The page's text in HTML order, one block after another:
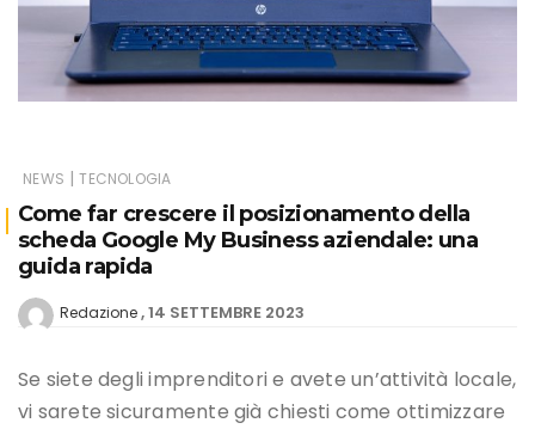
NEWS | TECNOLOGIA
Come far crescere il posizionamento della
scheda Google My Business aziendale: una
guida rapida
Redazione 14 SETTEMBRE 2023
Se siete degli imprenditori e avete un’attività locale,
vi sarete sicuramente già chiesti come ottimizzare